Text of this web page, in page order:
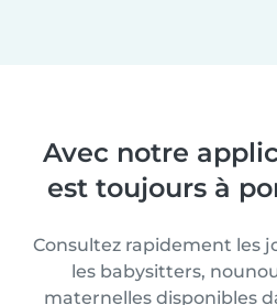
Avec notre
est toujours à
Consultez rapidement les
les babysitters,
maternelles disponibles